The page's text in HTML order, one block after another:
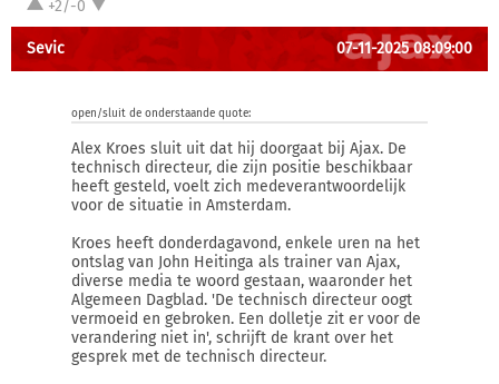
+2/-0
Sevic 07-11-2025 08:09:00
open/sluit de onderstaande quote:
Alex Kroes sluit uit dat hij doorgaat bij Ajax. De
technisch directeur, die zijn positie beschikbaar
heeft gesteld, voelt zich medeverantwoordelijk
voor de situatie in Amsterdam.
Kroes heeft donderdagavond, enkele uren na het
ontslag van John Heitinga als trainer van Ajax,
diverse media te woord gestaan, waaronder het
Algemeen Dagblad. 'De technisch directeur oogt
vermoeid en gebroken. Een dolletje zit er voor de
verandering niet in', schrijft de krant over het
gesprek met de technisch directeur.